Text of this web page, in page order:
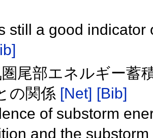
still a good
尾部エネルギー蓄
の関係 [Net] [Bib]
of substorm
and the